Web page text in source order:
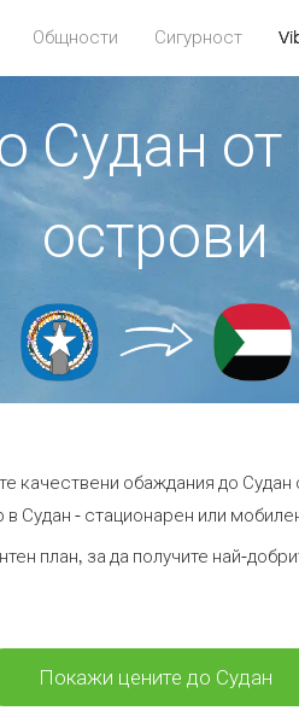
Общности Сигурност
Судан
острови
качествени обаждания до
Судан - стационарен или
план, за да получите най-
Покажи цените до Судан